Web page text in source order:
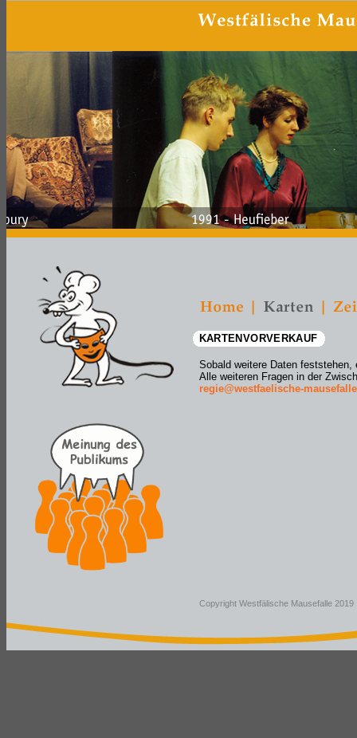
KARTENVORVERKAUF
Sobald weitere Daten feststehen,
Alle weiteren Fragen in der
regie@westfaelische-
Copyright Westfälische Mausefalle 2019